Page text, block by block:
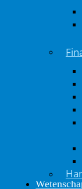
De NVK geeft geen
Wij adviseren je om
Copyright © 2026,